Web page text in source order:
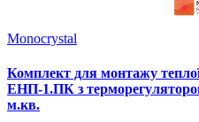
Monocrystal
Комплект для монтажу
ЕНП-1.ПК з
м.кв.